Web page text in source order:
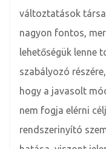
változtatások
nagyon fontos,
lehetőségük lenne
szabályozó
hogy a javasolt
nem fogja elérni
rendszerinyító